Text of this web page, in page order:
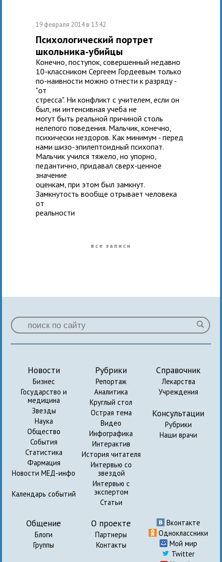
19 февраля 2014 в 13:42
Психологический портрет
школьника-убийцы
Конечно, поступок, совершенный недавно
10-классником Сергеем Гордеевым только
по-наивности можно отнести к разряду -
"от
стресса". Ни конфликт с учителем, если он
был, ни интенсивная учеба не
могут быть реальной причиной столь
нелепого поведения. Мальчик, конечно,
психически нездоров. Как минимум - перед
нами шизо-эпилептоидный психопат.
Мальчик учился тяжело, но упорно,
педантично, придавал сверх-ценное
значение
оценкам, при этом был замкнут.
Замкнутость вообще отрывает человека
от
реальности
все записи
Новости
Бизнес
Государство и
медицина
Звезды
Наука
Общество
События
Статистика
Фармация
Новости МЕД-инфо
Календарь событий
Рубрики
Репортаж
Аналитика
Круглый стол
Острая тема
Видео
Инфографика
Интерактив
История читателя
Интервью со
звездой
Интервью с
экспертом
Статьи
Справочник
Лекарства
Учреждения
Консультации
Рубрики
Наши врачи
Общение
Блоги
Группы
О проекте
Партнеры
Контакты
Вконтакте
Одноклассники
Мой мир
Twitter